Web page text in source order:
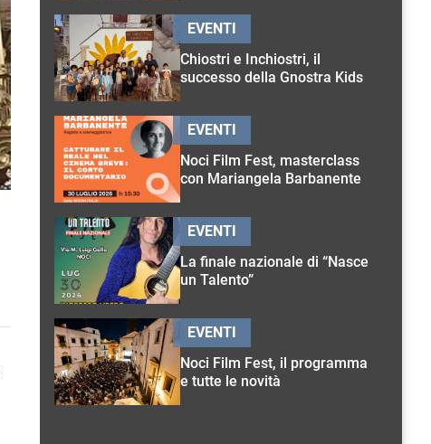
Chiostri e Inchiostri, il
successo della Gnostra Kids
EVENTI
Noci Film Fest, masterclass
con Mariangela Barbanente
EVENTI
La finale nazionale di “Nasce
un Talento”
EVENTI
Noci Film Fest, il programma
e tutte le novità
EVENTI